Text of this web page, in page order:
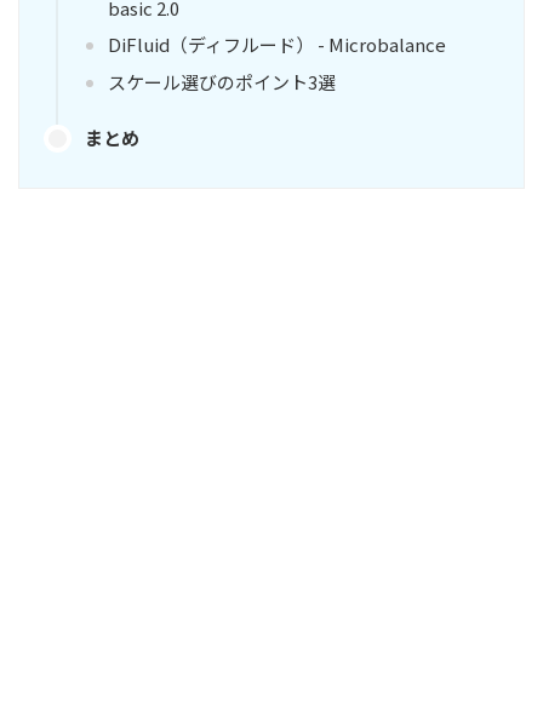
basic 2.0
DiFluid（ディフルード） - Microbalance
スケール選びのポイント3選
まとめ